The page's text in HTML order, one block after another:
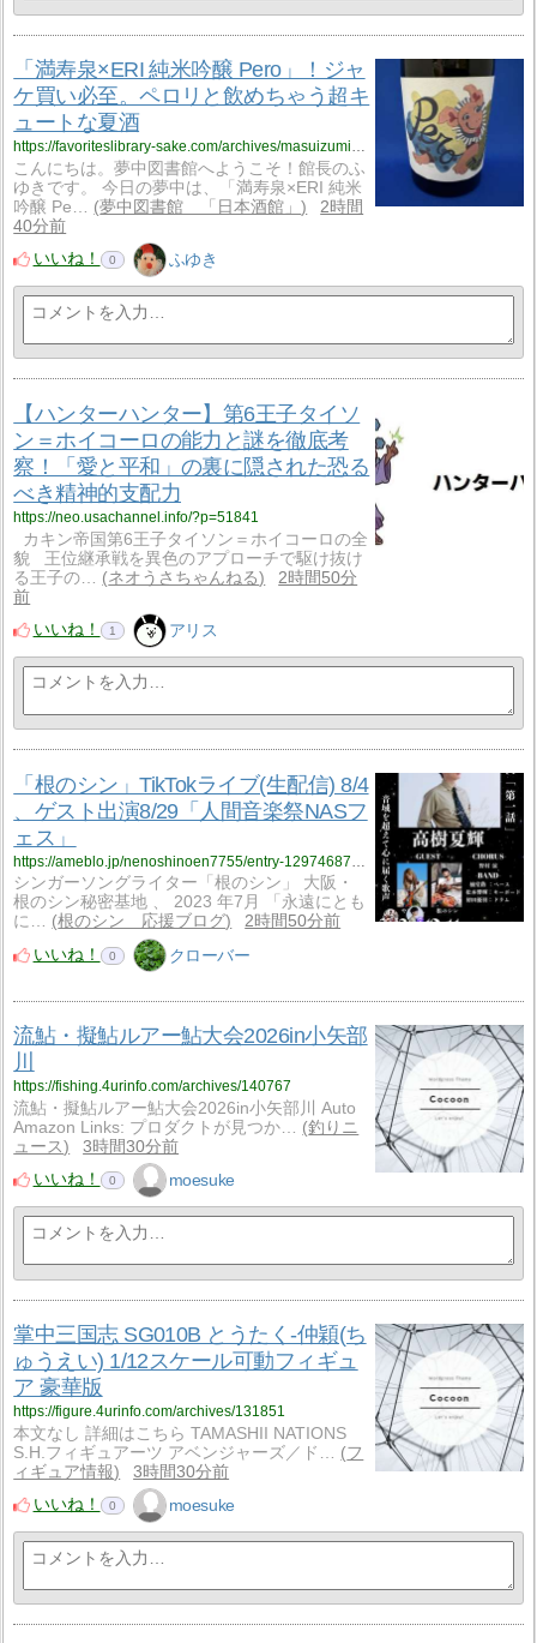
「満寿泉×ERI 純米吟醸 Pero」！ジャ
ケ買い必至。ペロリと飲めちゃう超キ
ュートな夏酒
https://favoriteslibrary-sake.com/archives/masuizumi-eri-pero.html
こんにちは。夢中図書館へようこそ！館長のふ
ゆきです。 今日の夢中は、「満寿泉×ERI 純米
吟醸 Pe…
夢中図書館 「日本酒館」
2時間
40分前
いいね！
0 ふゆき
【ハンターハンター】第6王子タイソ
ン＝ホイコーロの能力と謎を徹底考
察！「愛と平和」の裏に隠された恐る
べき精神的支配力
https://neo.usachannel.info/?p=51841
カキン帝国第6王子タイソン＝ホイコーロの全
貌 王位継承戦を異色のアプローチで駆け抜け
る王子の…
ネオうさちゃんねる
2時間50分
前
いいね！
1 アリス
「根のシン」TikTokライブ(生配信) 8/4
、ゲスト出演8/29「人間音楽祭NASフ
ェス」
https://ameblo.jp/nenoshinoen7755/entry-12974687029.html
シンガーソングライター「根のシン」 大阪・
根のシン秘密基地 、 2023 年7月 「永遠にとも
に…
根のシン 応援ブログ
2時間50分前
いいね！
0 クローバー
流鮎・擬鮎ルアー鮎大会2026in小矢部
川
https://fishing.4urinfo.com/archives/140767
流鮎・擬鮎ルアー鮎大会2026in小矢部川 Auto
Amazon Links: プロダクトが見つか…
釣りニ
ュース
3時間30分前
いいね！
0 moesuke
掌中三国志 SG010B とうたく-仲穎(ち
ゅうえい) 1/12スケール可動フィギュ
ア 豪華版
https://figure.4urinfo.com/archives/131851
本文なし 詳細はこちら TAMASHII NATIONS
S.H.フィギュアーツ アベンジャーズ／ド…
フ
ィギュア情報
3時間30分前
いいね！
0 moesuke